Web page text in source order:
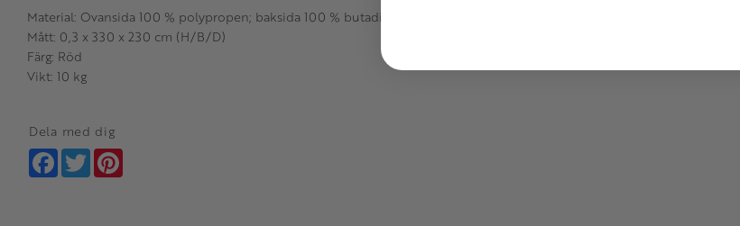
Material: Ovansida 100 % polypropen; baksida 100 % butadiengummi
Mått: 0,3 x 330 x 230 cm (H/B/D)
Färg: Röd
Vikt: 10 kg
Dela med dig
Facebook
Twitter